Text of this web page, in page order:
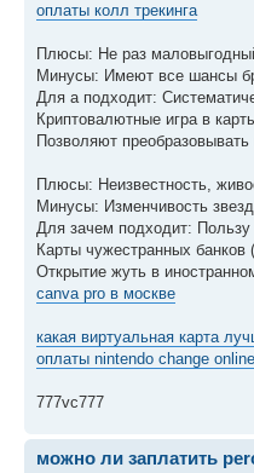
оплаты колл трекинга
Плюсы: Не раз
Минусы: Имеют все шансы
Для а подходит:
Криптовалютные игра в
Позволяют
Плюсы: Неизвестность,
Минусы: Изменчивость
Для зачем подходит:
Карты чужестранных
Открытие жуть в
canva pro в москве
какая виртуальная карта
оплаты nintendo change online
777vc777
можно ли заплатить